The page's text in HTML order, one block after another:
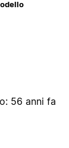
56 anni fa